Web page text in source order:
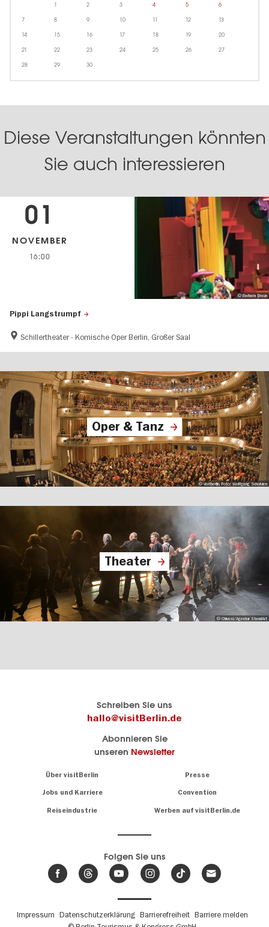
1 2 3 4 5 6
7 8 9 10 11 12 13
14 15 16 17 18 19 20
21 22 23 24 25 26 27
28 29 30
Diese Veranstaltungen könnten
Sie auch interessieren
Pippi Langstrumpf
Schillertheater - Komische Oper Berlin, Großer Saal
01
NOVEMBER
16:00
© Barbara Braun
Oper & Tanz
© visitberlin, Foto: Wolfgang Scholvien
Theater
© Chiussi/Agentur StandArt
Schreiben Sie uns
hallo@visitBerlin.de
Abonnieren Sie
unseren Newsletter
Über visitBerlin Presse
Jobs und Karriere Convention
Reiseindustrie Werben auf visitBerlin.de
sind
für Sie da.
Tickets
Wir haben den
Insidertipps
Trends
Folgen Sie uns
Fußbereichsmenü
Impressum Datenschutzerklärung Barrierefreiheit Barriere melden